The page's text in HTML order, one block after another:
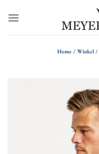
naar
Home/ Winkel/